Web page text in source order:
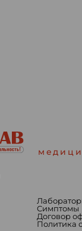
Симптомы
Договор
Политика